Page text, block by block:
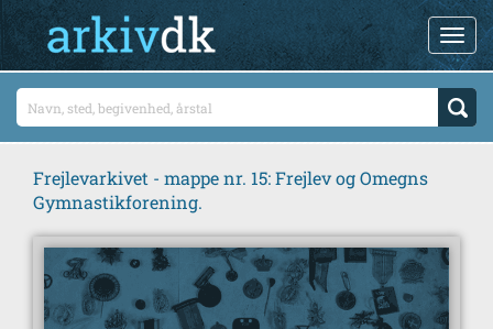
Frejlevarkivet - mappe nr. 15: Frejlev og Omegns
Gymnastikforening.